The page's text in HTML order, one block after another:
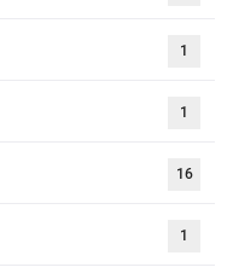
1
1
16
1